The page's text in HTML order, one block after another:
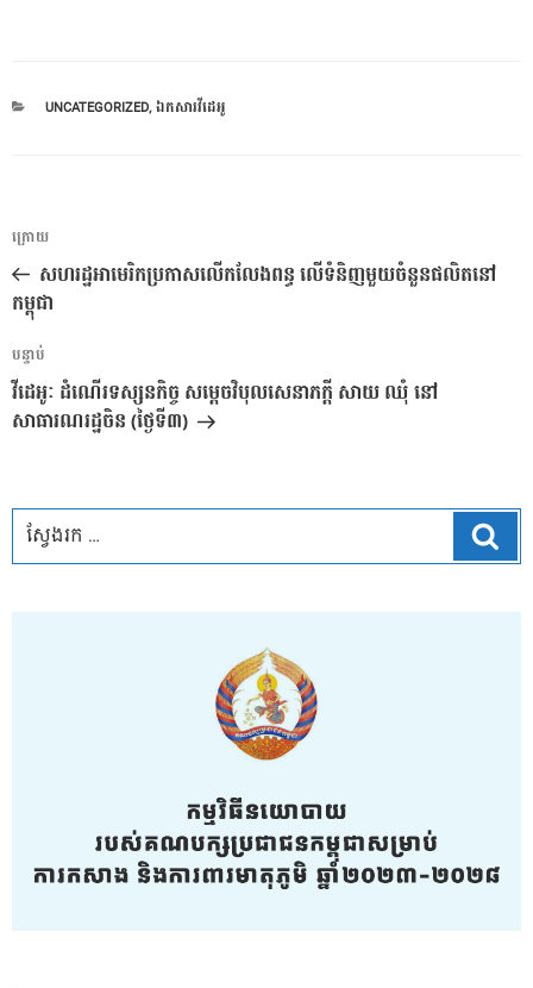
CATEGORIES
UNCATEGORIZED,ឯកសារវីដេអូ
ការ​
នាំទិស​
ប្រកាស
អត្ថបទ
មុន
ក្រោយ
សហរដ្ឋអាមេរិកប្រកាសលើកលែងពន្ធ លើទំនិញមួយចំនួនផលិតនៅ
កម្ពុជា
អត្ថបទ
បន្ទាប់
បន្ទាប់
វីដេអូៈ ដំណើរទស្សនកិច្ច សម្តេចវិបុលសេនាភក្តី សាយ ឈុំ នៅ
សាធារណរដ្ឋចិន (ថ្ងៃទី៣)